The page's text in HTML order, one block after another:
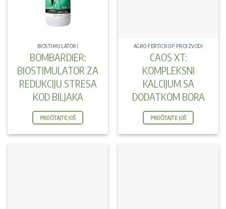
BIOSTIMULATORI
BOMBARDIER:
BIOSTIMULATOR ZA
REDUKCIJU STRESA
KOD BILJAKA
PROČITAJTE JOŠ
AGRO FERTICROP PROIZVODI
CAOS XT:
KOMPLEKSNI
KALCIJUM SA
DODATKOM BORA
PROČITAJTE JOŠ